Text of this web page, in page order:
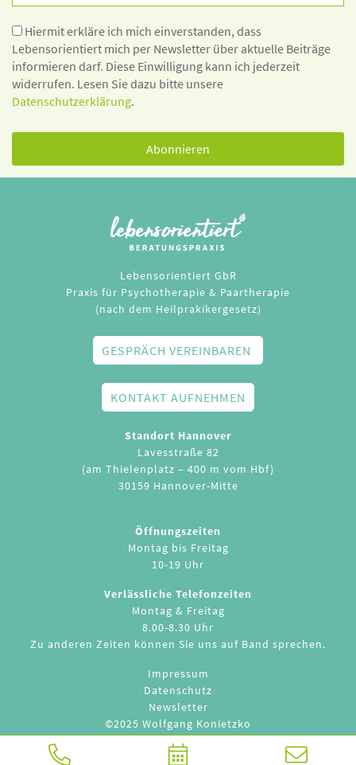
Hiermit erkläre ich mich einverstanden, dass
Lebensorientiert mich per Newsletter über aktuelle Beiträge
informieren darf. Diese Einwilligung kann ich jederzeit
widerrufen. Lesen Sie dazu bitte unsere
Datenschutzerklärung.
Lebensorientiert GbR
Praxis für Psychotherapie & Paartherapie
(nach dem Heilprakikergesetz)
GESPRÄCH VEREINBAREN
KONTAKT AUFNEHMEN
Standort Hannover
Lavesstraße 82
(am Thielenplatz – 400 m vom Hbf)
30159 Hannover-Mitte
Öffnungszeiten
Montag bis Freitag
10-19 Uhr
Verlässliche Telefonzeiten
Montag & Freitag
8.00-8.30 Uhr
Zu anderen Zeiten können Sie uns auf Band sprechen.
Impressum
Datenschutz
Newsletter
©2025 Wolfgang Konietzko